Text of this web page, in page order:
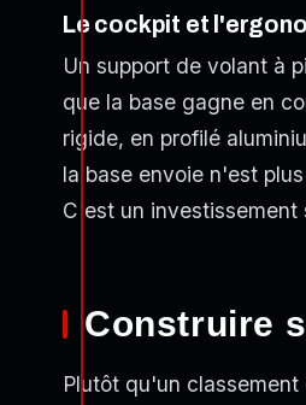
Le cockpit et
Un support de volant à
que la base gagne en
rigide, en profilé
la base envoie n'est
C'est un
Construire
Plutôt qu'un